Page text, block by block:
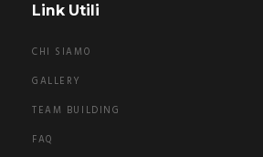
Link Utili
CHI SIAMO
GALLERY
TEAM BUILDING
FAQ